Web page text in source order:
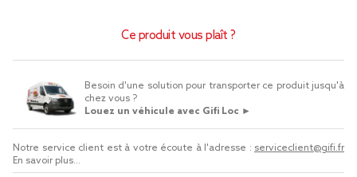
Ce produit vous plaît ?
Besoin d'une solution pour transporter ce produit jusqu'à
chez vous ?
Louez un véhicule avec Gifi Loc ►
Notre service client est à votre écoute à l'adresse : serviceclient@gifi.fr
En savoir plus...